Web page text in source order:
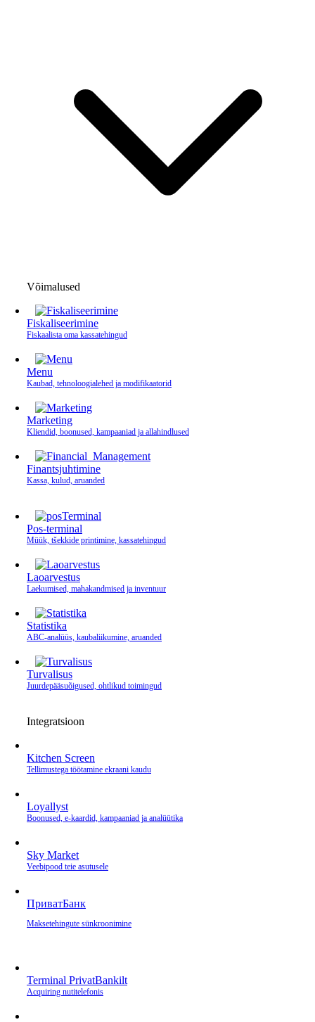
Võimalused
Fiskaliseerimine
Fiskaalista oma kassatehingud
Menu
Kaubad, tehnoloogialehed ja modifikaatorid
Marketing
Kliendid, boonused, kampaaniad ja allahindlused
Finantsjuhtimine
Kassa, kulud, aruanded
Pos-terminal
Müük, tšekkide printimine, kassatehingud
Laoarvestus
Laekumised, mahakandmised ja inventuur
Statistika
ABC-analüüs, kaubaliikumine, aruanded
Turvalisus
Juurdepääsuõigused, ohtlikud toimingud
Integratsioon
Kitchen Screen
Tellimustega töötamine ekraani kaudu
Loyallyst
Boonused, e‑kaardid, kampaaniad ja analüütika
Sky Market
Veebipood teie asutusele
ПриватБанк
Makse­tehingute sünkroonimine
Terminal PrivatBankilt
Acquiring nutitelefonis